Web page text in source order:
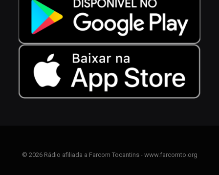
© 2026 Rádio afiliada a Farcom Tocantins - www.farcomto.org